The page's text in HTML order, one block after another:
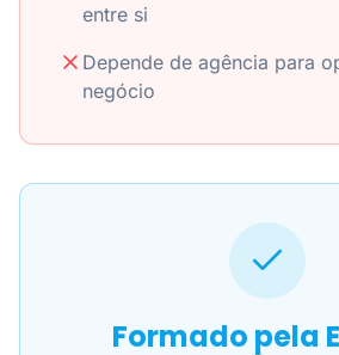
entre si
Depende de agência para
negócio
Formado pela